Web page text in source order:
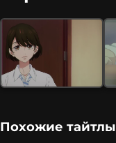
Похожие тайтлы